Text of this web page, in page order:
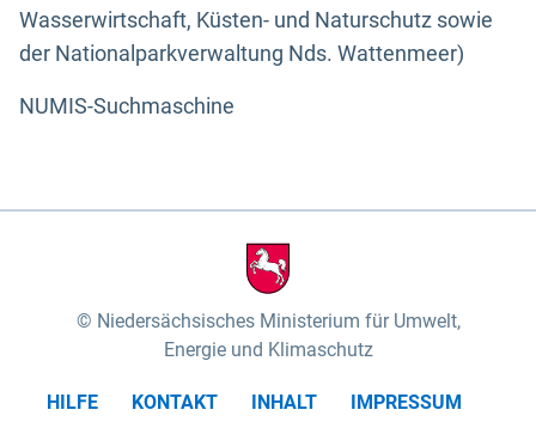
Wasserwirtschaft, Küsten- und Naturschutz sowie
der Nationalparkverwaltung Nds. Wattenmeer)
NUMIS-Suchmaschine
Niedersächsisches Ministerium für Umwelt,
Energie und Klimaschutz
HILFE KONTAKT INHALT
IMPRESSUM